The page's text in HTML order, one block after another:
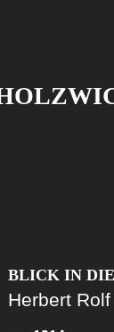
BLICK IN
Herbert